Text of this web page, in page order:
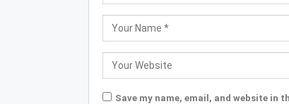
Save my name, email, and website in